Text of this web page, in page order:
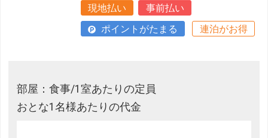
現地払い
事前払い
ポイントがたまる
連泊がお得
部屋：食事/1室あたりの定員
おとな1名様あたりの代金